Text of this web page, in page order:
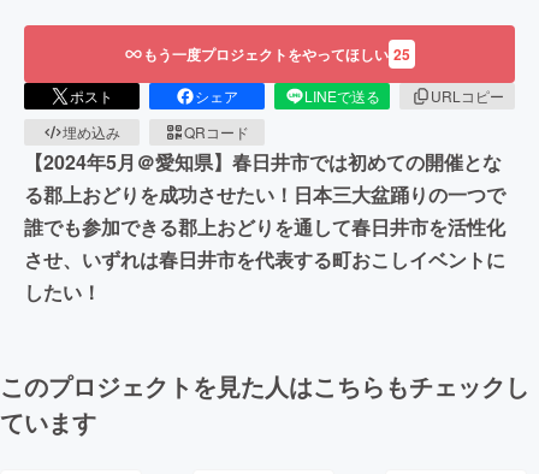
もう一度プロジェクトをやってほしい 25
ポスト シェア LINEで送る
URLコピー
埋め込み
QRコード
【2024年5月＠愛知県】春日井市では初めての開催とな
る郡上おどりを成功させたい！日本三大盆踊りの一つで
誰でも参加できる郡上おどりを通して春日井市を活性化
させ、いずれは春日井市を代表する町おこしイベントに
したい！
このプロジェクトを見た人はこちらもチェックし
ています